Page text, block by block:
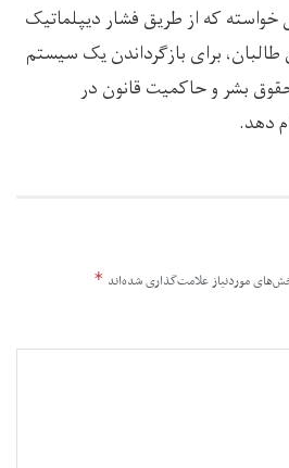
خواسته که‌ از طریق فشار دیپلماتیک
برای بازگرداندن یک سیستم
بشر و حاکمیت قانون در
دهد.
موردنیاز علامت‌گذاری شده‌اند *